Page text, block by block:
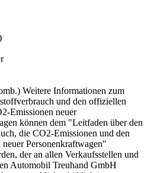
Weitere Informationen zum
und den offiziellen
Emissionen neuer
können dem "Leitfaden über den
die CO2-Emissionen und den
neuer Personenkraftwagen"
der an allen Verkaufsstellen und
Automobil Treuhand GmbH